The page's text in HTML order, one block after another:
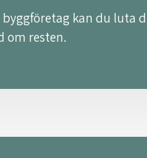
kan du luta
om resten.